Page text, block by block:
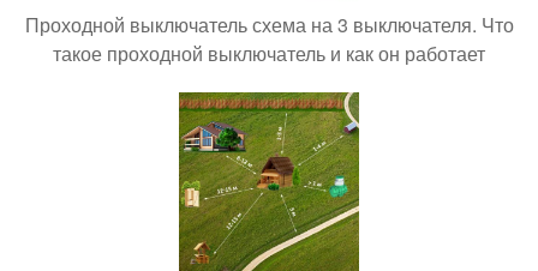
Проходной выключатель схема на 3 выключателя. Что
такое проходной выключатель и как он работает